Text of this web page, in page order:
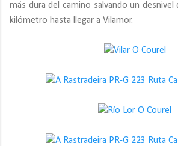
más dura del camino salvando un
kilómetro hasta llegar a Vilamor.